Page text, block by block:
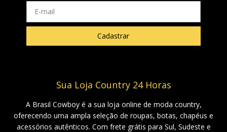
Sua Loja Country 24 Horas
A Brasil Cowboy é a sua loja online de moda country,
oferecendo uma ampla seleção de roupas, botas, chapéus e
acessórios autênticos. Com frete grátis para Sul, Sudeste e